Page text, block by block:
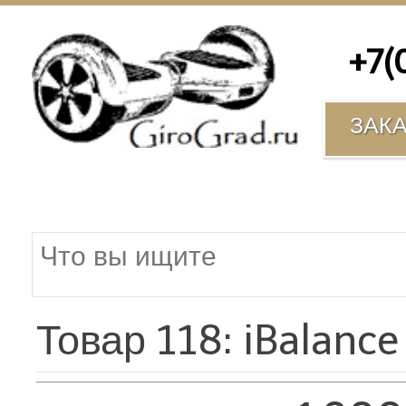
Товар 118: